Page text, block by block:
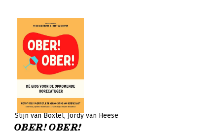
Stijn van Boxtel Jordy van Heese
OBER! OBER!